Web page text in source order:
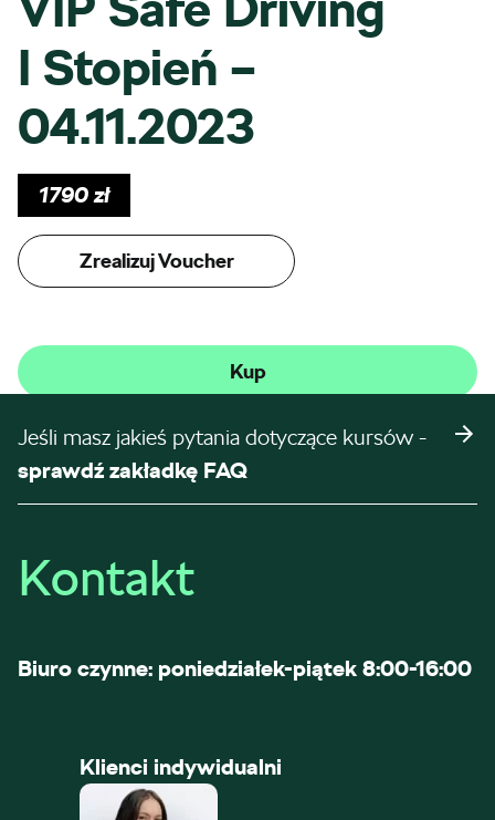
I Stopień –
04.11.2023
1790zł
Zrealizuj Voucher
Kup
Jeśli masz jakieś pytania dotyczące kursów -
sprawdź zakładkę FAQ
Kontakt
Biuro czynne: poniedziałek-piątek 8:00-16:00
Klienci indywidualni